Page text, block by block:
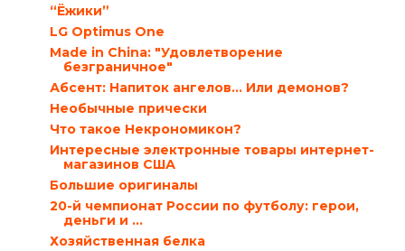
“Ёжики”
LG Optimus One
Мade in China: "Удовлетворение
безграничное"
Абсент: Напиток ангелов… Или демонов?
Необычные прически
Что такое Некрономикон?
Интересные электронные товары интернет-
магазинов США
Большие оригиналы
20-й чемпионат России по футболу: герои,
деньги и ...
Хозяйственная белка